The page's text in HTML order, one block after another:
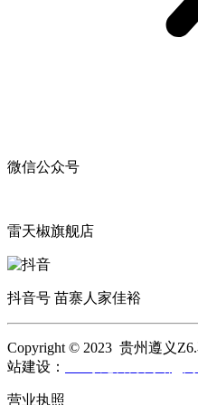
微信公众号
雷天椒旗舰店
抖音号 苗寨人家佳裕
Copyright © 2023 贵州遵义
站建设：
营业执照